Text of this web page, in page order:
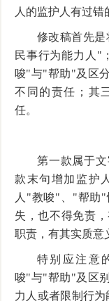
人的监护人有过
修改稿首先
民事行为能力人"
唆"与"帮助"及区
不同的责任；其
任。
第一款属于
款末句增加监护
人"教唆"、"帮助"
失，也不得免责
职责，有其实质意
特别应注意
唆"与"帮助"及区
力人或者限制行